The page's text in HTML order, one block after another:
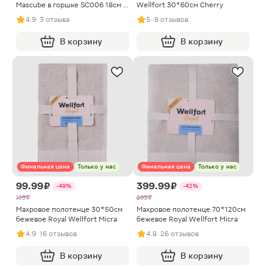
Mascube в горшке SC006 18см в
ассортименте
4.9· 3 отзыва
В корзину
Wellfort 30*60см Cherry
5· 8 отзывов
В корзину
Финальная цена Только у нас
99.99 ₽
-49%
199 ₽
Махровое полотенце 30*50см
бежевое Royal Wellfort Micra
4.9· 16 отзывов
В корзину
Финальная цена Только у нас
399.99 ₽
-42%
699 ₽
Махровое полотенце 70*120см
бежевое Royal Wellfort Micra
4.8· 26 отзывов
В корзину